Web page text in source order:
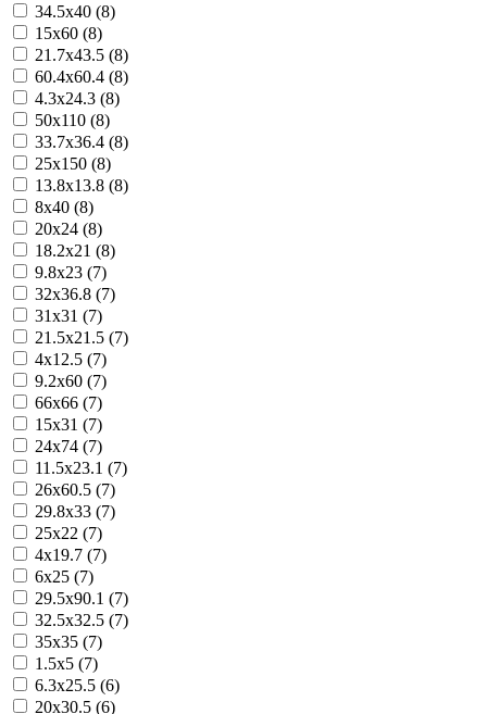
34.5x40 (8)
15x60 (8)
21.7x43.5 (8)
60.4x60.4 (8)
4.3x24.3 (8)
50x110 (8)
33.7x36.4 (8)
25x150 (8)
13.8x13.8 (8)
8x40 (8)
20x24 (8)
18.2x21 (8)
9.8x23 (7)
32x36.8 (7)
31x31 (7)
21.5x21.5 (7)
4x12.5 (7)
9.2x60 (7)
66x66 (7)
15x31 (7)
24x74 (7)
11.5x23.1 (7)
26x60.5 (7)
29.8x33 (7)
25x22 (7)
4x19.7 (7)
6x25 (7)
29.5x90.1 (7)
32.5x32.5 (7)
35x35 (7)
1.5x5 (7)
6.3x25.5 (6)
20x30.5 (6)